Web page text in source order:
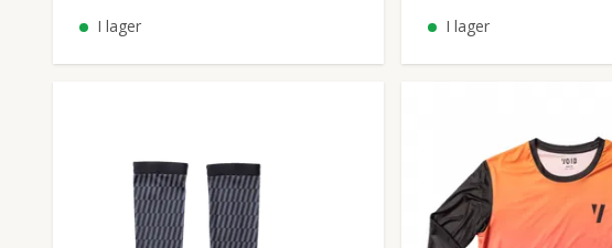
I lager I lager